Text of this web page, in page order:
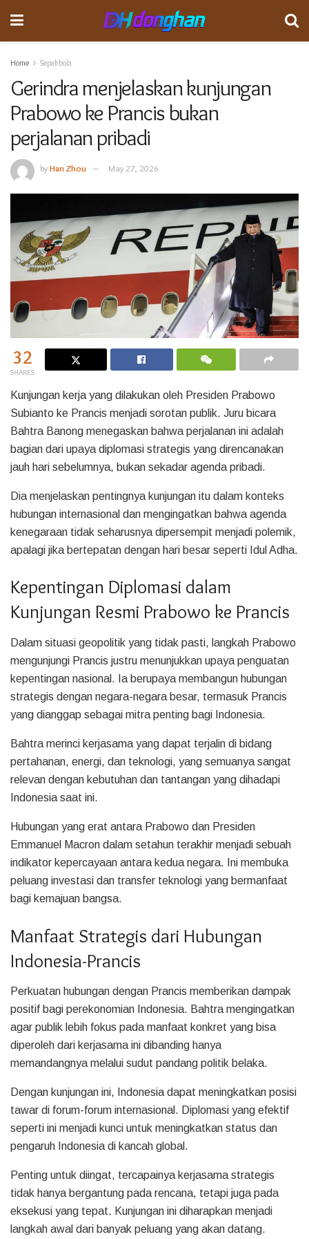
Home Sepakbola
Gerindra menjelaskan kunjungan
Prabowo ke Prancis bukan
perjalanan pribadi
byHan Zhou May 27, 2026
32
SHARES
Kunjungan kerja yang dilakukan oleh Presiden Prabowo
Subianto ke Prancis menjadi sorotan publik. Juru bicara
Bahtra Banong menegaskan bahwa perjalanan ini adalah
bagian dari upaya diplomasi strategis yang direncanakan
jauh hari sebelumnya, bukan sekadar agenda pribadi.
Dia menjelaskan pentingnya kunjungan itu dalam konteks
hubungan internasional dan mengingatkan bahwa agenda
kenegaraan tidak seharusnya dipersempit menjadi polemik,
apalagi jika bertepatan dengan hari besar seperti Idul Adha.
Kepentingan Diplomasi dalam
Kunjungan Resmi Prabowo ke Prancis
Dalam situasi geopolitik yang tidak pasti, langkah Prabowo
mengunjungi Prancis justru menunjukkan upaya penguatan
kepentingan nasional. Ia berupaya membangun hubungan
strategis dengan negara-negara besar, termasuk Prancis
yang dianggap sebagai mitra penting bagi Indonesia.
Bahtra merinci kerjasama yang dapat terjalin di bidang
pertahanan, energi, dan teknologi, yang semuanya sangat
relevan dengan kebutuhan dan tantangan yang dihadapi
Indonesia saat ini.
Hubungan yang erat antara Prabowo dan Presiden
Emmanuel Macron dalam setahun terakhir menjadi sebuah
indikator kepercayaan antara kedua negara. Ini membuka
peluang investasi dan transfer teknologi yang bermanfaat
bagi kemajuan bangsa.
Manfaat Strategis dari Hubungan
Indonesia-Prancis
Perkuatan hubungan dengan Prancis memberikan dampak
positif bagi perekonomian Indonesia. Bahtra mengingatkan
agar publik lebih fokus pada manfaat konkret yang bisa
diperoleh dari kerjasama ini dibanding hanya
memandangnya melalui sudut pandang politik belaka.
Dengan kunjungan ini, Indonesia dapat meningkatkan posisi
tawar di forum-forum internasional. Diplomasi yang efektif
seperti ini menjadi kunci untuk meningkatkan status dan
pengaruh Indonesia di kancah global.
Penting untuk diingat, tercapainya kerjasama strategis
tidak hanya bergantung pada rencana, tetapi juga pada
eksekusi yang tepat. Kunjungan ini diharapkan menjadi
langkah awal dari banyak peluang yang akan datang.